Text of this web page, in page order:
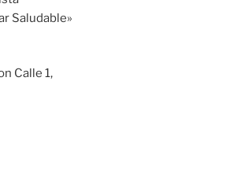
Saludable»
Calle 1,